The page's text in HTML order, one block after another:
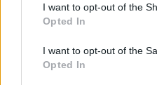
I want to opt-out of the
Opted In
I want to opt-out of the
Opted In